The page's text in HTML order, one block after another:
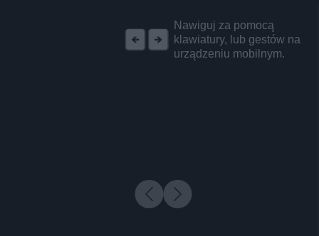
Nawiguj za pomocą
klawiatury, lub gestów na
urządzeniu mobilnym.